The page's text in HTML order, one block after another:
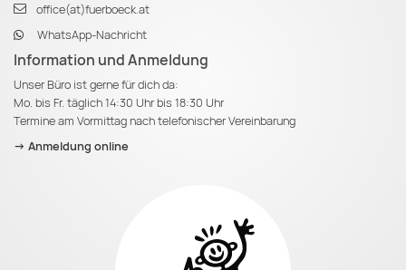
office(at)fuerboeck.at
WhatsApp-Nachricht
Information und Anmeldung
Unser Büro ist gerne für dich da:
Mo. bis Fr. täglich 14:30 Uhr bis 18:30 Uhr
Termine am Vormittag nach telefonischer Vereinbarung
-> Anmeldung online